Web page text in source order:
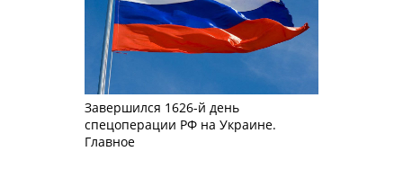
Завершился 1626-й день
спецоперации РФ на Украине.
Главное